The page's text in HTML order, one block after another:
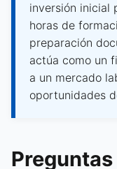
inversión inicial
horas de
preparación
actúa como un
a un mercado
oportunidades